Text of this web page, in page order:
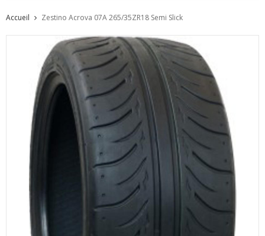
Accueil Zestino Acrova 07A 265/35ZR18 Semi Slick